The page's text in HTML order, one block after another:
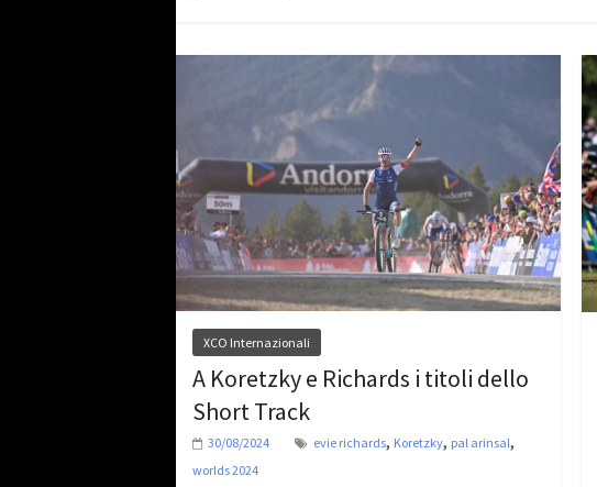
XCO Internazionali
A Koretzky e Richards i titoli dello
Short Track
30/08/2024 evie richards, Koretzky, pal arinsal,
worlds 2024